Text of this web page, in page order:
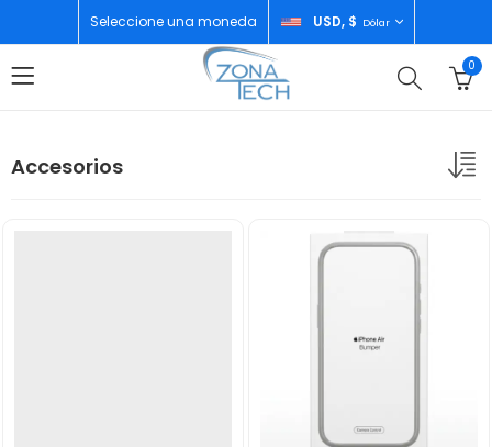
Seleccione una moneda USD, $ Dólar
0
Accesorios